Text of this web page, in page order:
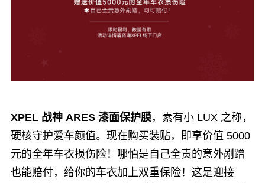
XPEL 战神 ARES 漆面保护膜，素有小 LUX 之称，
硬核守护爱车颜值。现在购买装贴，即享价值 5000
元的全年车衣损伤险！哪怕是自己全责的意外剐蹭
也能赔付，给你的车衣加上双重保险！这是迎接